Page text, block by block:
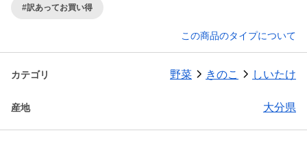
#訳あってお買い得
この商品のタイプについて
カテゴリ 野菜 きのこ しいたけ
産地 大分県